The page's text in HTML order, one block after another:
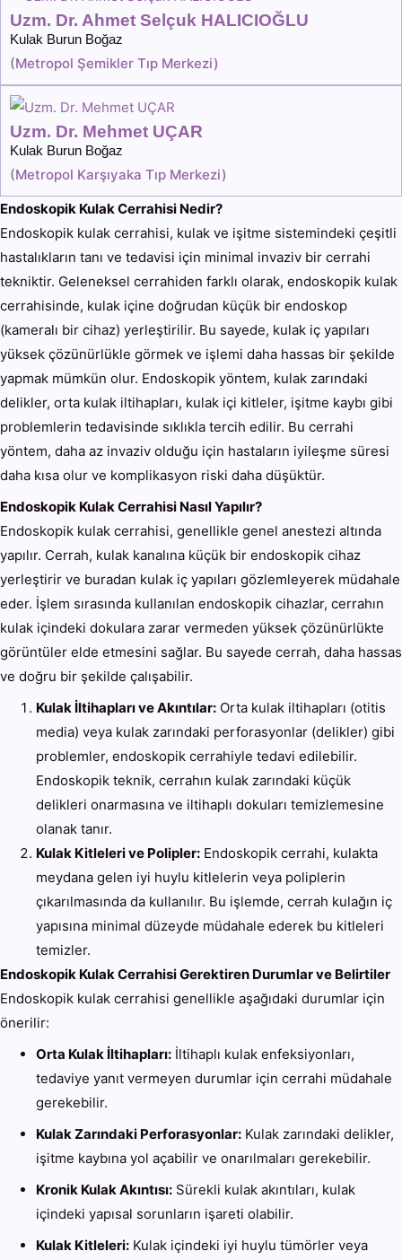
Uzm. Dr. Ahmet Selçuk HALICIOĞLU
Kulak Burun Boğaz
(Metropol Şemikler Tıp Merkezi)
Uzm. Dr. Mehmet UÇAR
Kulak Burun Boğaz
(Metropol Karşıyaka Tıp Merkezi)
Endoskopik Kulak Cerrahisi Nedir?
Endoskopik kulak cerrahisi, kulak ve işitme sistemindeki çeşitli
hastalıkların tanı ve tedavisi için minimal invaziv bir cerrahi
tekniktir. Geleneksel cerrahiden farklı olarak, endoskopik kulak
cerrahisinde, kulak içine doğrudan küçük bir endoskop
(kameralı bir cihaz) yerleştirilir. Bu sayede, kulak iç yapıları
yüksek çözünürlükle görmek ve işlemi daha hassas bir şekilde
yapmak mümkün olur. Endoskopik yöntem, kulak zarındaki
delikler, orta kulak iltihapları, kulak içi kitleler, işitme kaybı gibi
problemlerin tedavisinde sıklıkla tercih edilir. Bu cerrahi
yöntem, daha az invaziv olduğu için hastaların iyileşme süresi
daha kısa olur ve komplikasyon riski daha düşüktür.
Endoskopik Kulak Cerrahisi Nasıl Yapılır?
Endoskopik kulak cerrahisi, genellikle genel anestezi altında
yapılır. Cerrah, kulak kanalına küçük bir endoskopik cihaz
yerleştirir ve buradan kulak iç yapıları gözlemleyerek müdahale
eder. İşlem sırasında kullanılan endoskopik cihazlar, cerrahın
kulak içindeki dokulara zarar vermeden yüksek çözünürlükte
görüntüler elde etmesini sağlar. Bu sayede cerrah, daha hassas
ve doğru bir şekilde çalışabilir.
Kulak İltihapları ve Akıntılar: Orta kulak iltihapları (otitis
media) veya kulak zarındaki perforasyonlar (delikler) gibi
problemler, endoskopik cerrahiyle tedavi edilebilir.
Endoskopik teknik, cerrahın kulak zarındaki küçük
delikleri onarmasına ve iltihaplı dokuları temizlemesine
olanak tanır.
Kulak Kitleleri ve Polipler: Endoskopik cerrahi, kulakta
meydana gelen iyi huylu kitlelerin veya poliplerin
çıkarılmasında da kullanılır. Bu işlemde, cerrah kulağın iç
yapısına minimal düzeyde müdahale ederek bu kitleleri
temizler.
Endoskopik Kulak Cerrahisi Gerektiren Durumlar ve Belirtiler
Endoskopik kulak cerrahisi genellikle aşağıdaki durumlar için
önerilir:
Orta Kulak İltihapları: İltihaplı kulak enfeksiyonları,
tedaviye yanıt vermeyen durumlar için cerrahi müdahale
gerekebilir.
Kulak Zarındaki Perforasyonlar: Kulak zarındaki delikler,
işitme kaybına yol açabilir ve onarılmaları gerekebilir.
Kronik Kulak Akıntısı: Sürekli kulak akıntıları, kulak
içindeki yapısal sorunların işareti olabilir.
Kulak Kitleleri: Kulak içindeki iyi huylu tümörler veya